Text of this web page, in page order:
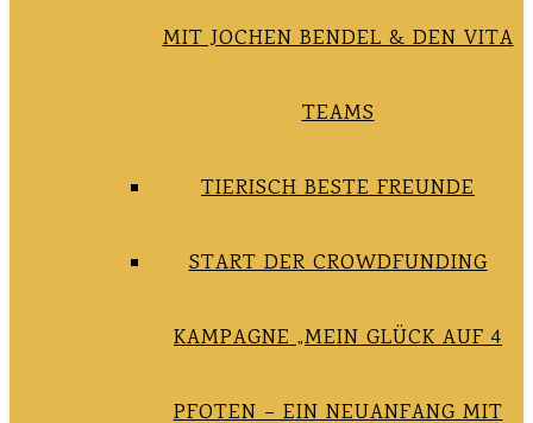
MIT JOCHEN BENDEL & DEN VITA
TEAMS
TIERISCH BESTE FREUNDE
START DER CROWDFUNDING
KAMPAGNE „MEIN GLÜCK AUF 4
PFOTEN – EIN NEUANFANG MIT